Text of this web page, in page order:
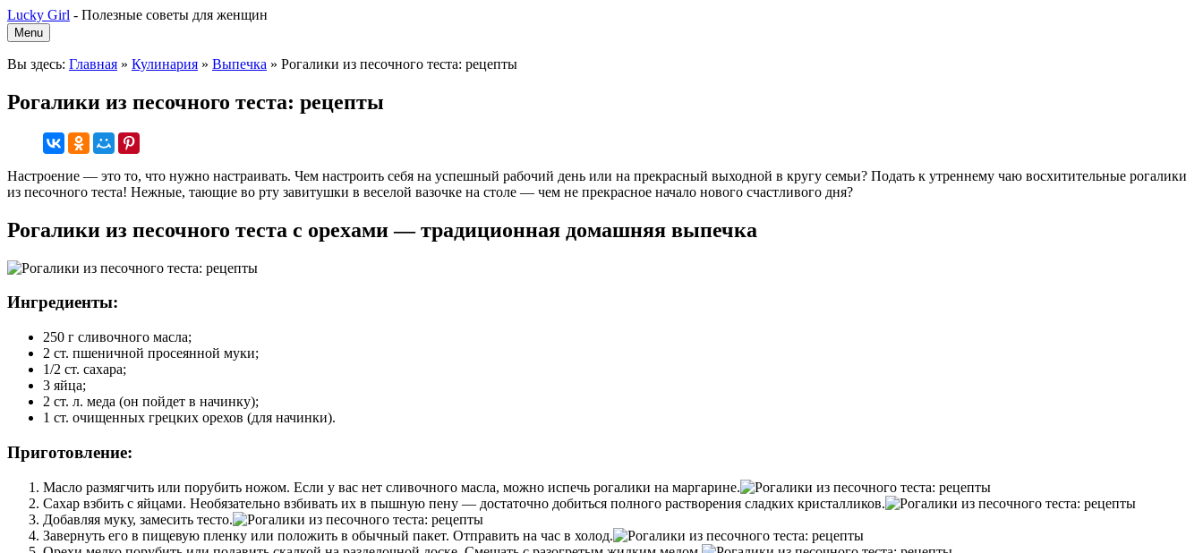
Lucky Girl - Полезные советы для женщин
Menu
Вы здесь: Главная » Кулинария » Выпечка » Рогалики из песочного теста: рецепты
Рогалики из песочного теста: рецепты
Настроение — это то, что нужно настраивать. Чем настроить себя на успешный рабочий день или на прекрасный выходной в кругу семьи? Подать к утреннему чаю восхитительные рогалики
из песочного теста! Нежные, тающие во рту завитушки в веселой вазочке на столе — чем не прекрасное начало нового счастливого дня?
Рогалики из песочного теста с орехами — традиционная домашняя выпечка
Ингредиенты:
250 г сливочного масла;
2 ст. пшеничной просеянной муки;
1/2 ст. сахара;
3 яйца;
2 ст. л. меда (он пойдет в начинку);
1 ст. очищенных грецких орехов (для начинки).
Приготовление:
Масло размягчить или порубить ножом. Если у вас нет сливочного масла, можно испечь рогалики на маргарине.
Сахар взбить с яйцами. Необязательно взбивать их в пышную пену — достаточно добиться полного растворения сладких кристалликов.
Добавляя муку, замесить тесто.
Завернуть его в пищевую пленку или положить в обычный пакет. Отправить на час в холод.